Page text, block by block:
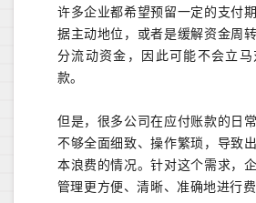
许多企业都希望预留一定的支付
据主动地位，或者是缓解资金周
分流动资金，因此可能不会立
款。
但是，很多公司在应付账款的日
不够全面细致、操作繁琐，导致
本浪费的情况。针对这个需求，
管理更方便、清晰、准确地进行费